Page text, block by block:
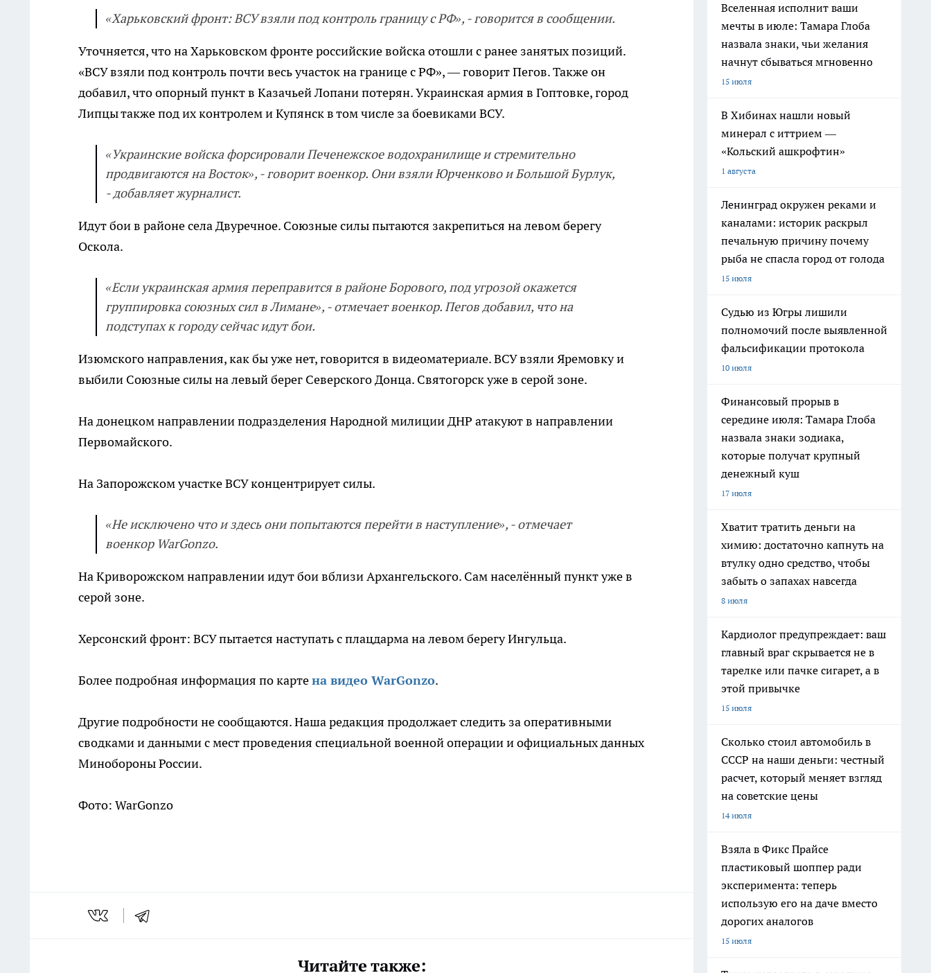
«Харьковский фронт: ВСУ взяли под контроль границу с РФ», - говорится в сообщении.
Уточняется, что на Харьковском фронте российские войска отошли с ранее занятых позиций.
«ВСУ взяли под контроль почти весь участок на границе с РФ», — говорит Пегов. Также он
добавил, что опорный пункт в Казачьей Лопани потерян. Украинская армия в Гоптовке, город
Липцы также под их контролем и Купянск в том числе за боевиками ВСУ.
«Украинские войска форсировали Печенежское водохранилище и стремительно
продвигаются на Восток», - говорит военкор. Они взяли Юрченково и Большой Бурлук,
- добавляет журналист.
Идут бои в районе села Двуречное. Союзные силы пытаются закрепиться на левом берегу
Оскола.
«Если украинская армия переправится в районе Борового, под угрозой окажется
группировка союзных сил в Лимане», - отмечает военкор. Пегов добавил, что на
подступах к городу сейчас идут бои.
Изюмского направления, как бы уже нет, говорится в видеоматериале. ВСУ взяли Яремовку и
выбили Союзные силы на левый берег Северского Донца. Святогорск уже в серой зоне.
На донецком направлении подразделения Народной милиции ДНР атакуют в направлении
Первомайского.
На Запорожском участке ВСУ концентрирует силы.
«Не исключено что и здесь они попытаются перейти в наступление», - отмечает
военкор WarGonzo.
На Криворожском направлении идут бои вблизи Архангельского. Сам населённый пункт уже в
серой зоне.
Херсонский фронт: ВСУ пытается наступать с плацдарма на левом берегу Ингульца.
Более подробная информация по картена видео WarGonzo.
Другие подробности не сообщаются. Наша редакция продолжает следить за оперативными
сводками и данными с мест проведения специальной военной операции и официальных данных
Минобороны России.
Фото: WarGonzo
Читайте также:
Вселенная исполнит ваши
мечты в июле: Тамара Глоба
назвала знаки, чьи желания
начнут сбываться мгновенно
15 июля
В Хибинах нашли новый
минерал с иттрием —
«Кольский ашкрофтин»
1 августа
Ленинград окружен реками и
каналами: историк раскрыл
печальную причину почему
рыба не спасла город от голода
15 июля
Судью из Югры лишили
полномочий после выявленной
фальсификации протокола
10 июля
Финансовый прорыв в
середине июля: Тамара Глоба
назвала знаки зодиака,
которые получат крупный
денежный куш
17 июля
Хватит тратить деньги на
химию: достаточно капнуть на
втулку одно средство, чтобы
забыть о запахах навсегда
8 июля
Кардиолог предупреждает: ваш
главный враг скрывается не в
тарелке или пачке сигарет, а в
этой привычке
15 июля
Сколько стоил автомобиль в
СССР на наши деньги: честный
расчет, который меняет взгляд
на советские цены
14 июля
Взяла в Фикс Прайсе
пластиковый шоппер ради
эксперимента: теперь
использую его на даче вместо
дорогих аналогов
15 июля